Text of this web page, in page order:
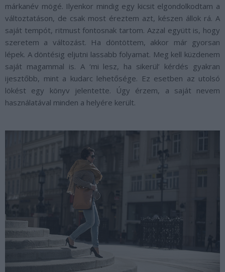
márkanév mögé. Ilyenkor mindig egy kicsit elgondolkodtam a
változtatáson, de csak most éreztem azt, készen állok rá. A
saját tempót, ritmust fontosnak tartom. Azzal együtt is, hogy
szeretem a változást. Ha döntöttem, akkor már gyorsan
lépek. A döntésig eljutni lassabb folyamat. Meg kell küzdenem
saját magammal is. A ‘mi lesz, ha sikerül’ kérdés gyakran
ijesztőbb, mint a kudarc lehetősége. Ez esetben az utolsó
lökést egy könyv jelentette. Úgy érzem, a saját nevem
használatával minden a helyére került.